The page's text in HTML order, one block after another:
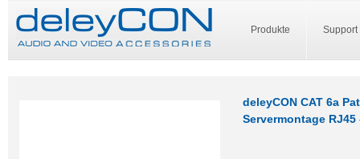
Produkte Support
deleyCON CAT 6a
Servermontage RJ45